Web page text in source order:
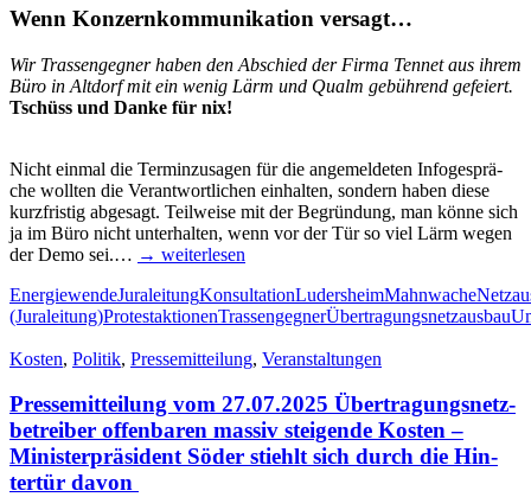
Wenn Kon­zern­kom­mu­ni­ka­ti­on versagt…
Wir Tras­sen­geg­ner haben den Abschied der Fir­ma Ten­net aus ihrem
Büro in Alt­dorf mit ein wenig Lärm und Qualm gebüh­rend gefeiert.
Tschüss und Dan­ke für nix!
Nicht ein­mal die Ter­min­zu­sa­gen für die ange­mel­de­ten Info­ge­sprä­
che woll­ten die Ver­ant­wort­li­chen ein­hal­ten, son­dern haben die­se
kurz­fris­tig abge­sagt. Teil­wei­se mit der Begrün­dung, man kön­ne sich
ja im Büro nicht unter­hal­ten, wenn vor der Tür so viel Lärm wegen
der Demo sei.… → wei­ter­le­sen
EnergiewendeJuraleitungKonsultationLudersheimMahnwache
(Juraleitung)ProtestaktionenTrassengegnerÜbertragungsnetzausbau
Kosten, Politik, Pressemitteilung, Veranstaltungen
Pres­se­mit­tei­lung vom 27.07.2025 Über­tra­gungs­netz­
be­trei­ber offen­ba­ren mas­siv stei­gen­de Kos­ten –
Minis­ter­prä­si­dent Söder stiehlt sich durch die Hin­
ter­tür davon